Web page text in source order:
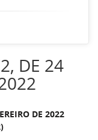
DE 24
DE 2022